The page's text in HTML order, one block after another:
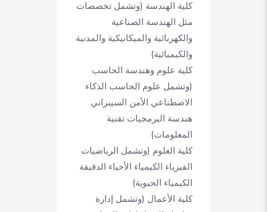
كلية الهندسة (وتشمل تخصصات
مثل الهندسة الصناعية
والكهربائية والميكانيكية والمدنية
والكيميائية)
كلية علوم وهندسة الحاسب
(وتشمل علوم الحاسب الذكاء
الاصطناعي الأمن السيبراني
هندسة البرمجيات تقنية
المعلومات)
كلية العلوم (وتشمل الرياضيات
الفيزياء الكيمياء الأحياء الدقيقة
الكيمياء الحيوية)
كلية الأعمال (وتشمل إدارة